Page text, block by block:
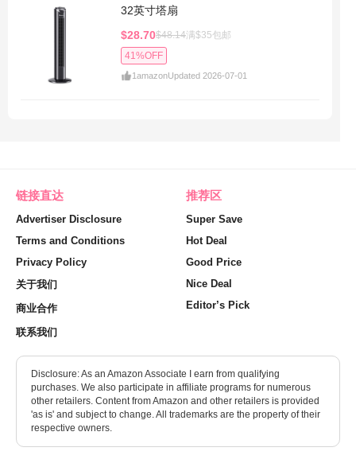
32英寸塔扇
$28.70$48.14满$35包邮
41%OFF
1amazonUpdated 2026-07-01
链接直达
Advertiser Disclosure
Terms and Conditions
Privacy Policy
关于我们
商业合作
联系我们
推荐区
Super Save
Hot Deal
Good Price
Nice Deal
Editor’s Pick
Disclosure: As an Amazon Associate I earn from qualifying
purchases. We also participate in affiliate programs for numerous
other retailers. Content from Amazon and other retailers is provided
'as is' and subject to change. All trademarks are the property of their
respective owners.